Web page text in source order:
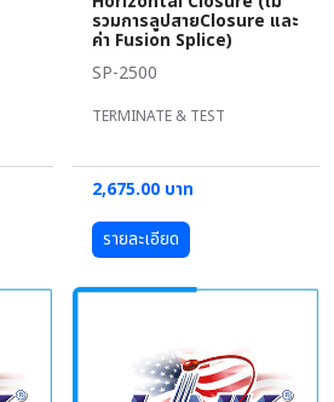
รวมการลูปสายClosure และ
ค่า Fusion Splice)
SP-2500
TERMINATE & TEST
2,675.00 บาท
รายละเอียด